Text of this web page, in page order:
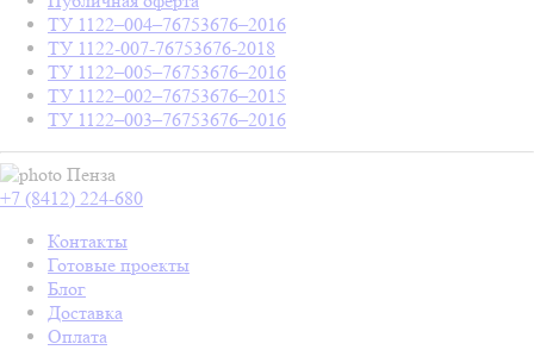
ТУ 1122–004–76753676–2016
ТУ 1122-007-76753676-2018
ТУ 1122–005–76753676–2016
ТУ 1122–002–76753676–2015
ТУ 1122–003–76753676–2016
Пенза
+7 (8412) 224-680
Контакты
Готовые проекты
Блог
Доставка
Оплата